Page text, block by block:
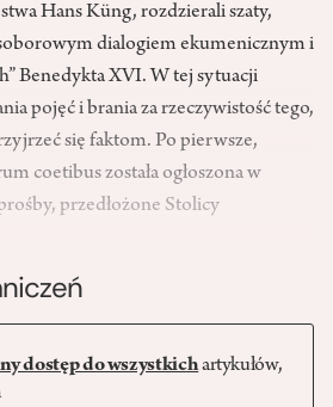
Hans Küng, rozdzierali szaty,
dialogiem ekumenicznym i
Benedykta XVI. W tej sytuacji
pojęć i brania za rzeczywistość tego,
się faktom. Po pierwsze,
coetibus została ogłoszona w
przedłożone Stolicy
dostęp do wszystkichartykułów,